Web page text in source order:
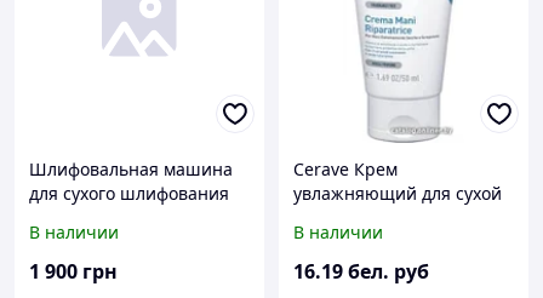
Шлифовальная машина
для сухого шлифования
В наличии
1 900 грн
Cerave Крем
увлажняющий для сухой
50 мл
В наличии
16.19бел. руб